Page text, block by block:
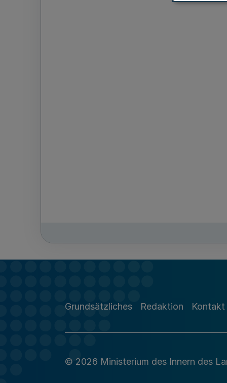
Grundsätzliches Redaktion Kontakt
© 2026 Ministerium des Innern des